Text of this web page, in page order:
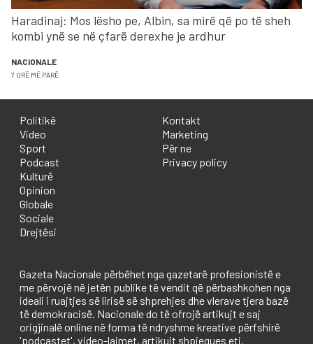
Haradinaj: Mos lësho pe, Albin, sa mirë që po të sheh
kombi ynë se në çfarë derexhe je ardhur
NACIONALE
7 ORË MË PARË
Politikë
Video
Sport
Podcast
Kulturë
Opinion
Globale
Sociale
Drejtësi
Kontakt
Marketing
Për ne
Privacy policy
Gazeta Nacionale përbëhet nga gazetarë profesionistë e
me përvojë në jetën publike të vendit që përbashkohen nga
ideali i ruajtjes së lirisë së shprehjes dhe vlerave tjera bazë
të demokracisë. Nacionale do të ofrojë artikujt e saj
origjinalë online në forma të ndryshme kreative përfshirë
'podcastet', video-lajmet, artikujt shpjegues etj.